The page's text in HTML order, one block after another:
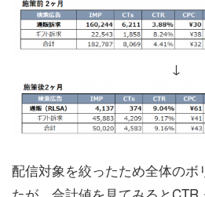
↓
配信対象を絞ったため全体のボ